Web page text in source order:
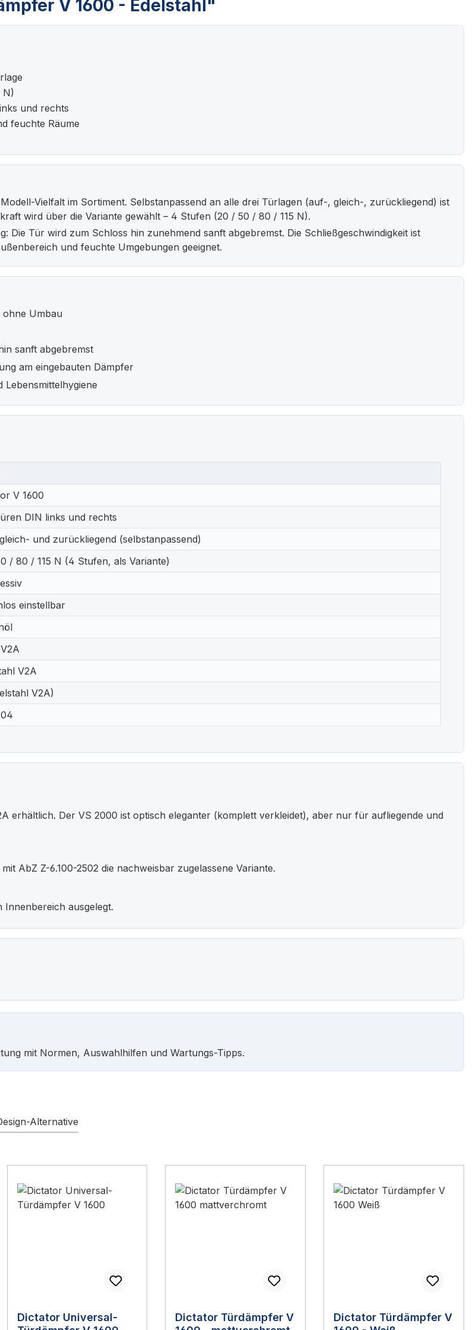
V 1600 - Edelstahl"
N)
und rechts
feuchte Räume
Vielfalt im Sortiment. Selbstanpassend an alle drei Türlagen (auf-, gleich-, zurückliegend) ist
wird über die Variante gewählt – 4 Stufen (20 / 50 / 80 / 115 N).
Die Tür wird zum Schloss hin zunehmend sanft abgebremst. Die Schließgeschwindigkeit ist
und feuchte Umgebungen geeignet.
Umbau
sanft abgebremst
am eingebauten Dämpfer
V 1600
DIN links und rechts
und zurückliegend (selbstanpassend)
/ 80 / 115 N (4 Stufen, als Variante)
einstellbar
V2A
V2A)
erhältlich. Der VS 2000 ist optisch eleganter (komplett verkleidet), aber nur für aufliegende und
AbZ Z-6.100-2502 die nachweisbar zugelassene Variante.
ausgelegt.
mit Normen, Auswahlhilfen und Wartungs-Tipps.
Alternative
Dictator Universal-
Dictator Türdämpfer V
Dictator Türdämpfer V